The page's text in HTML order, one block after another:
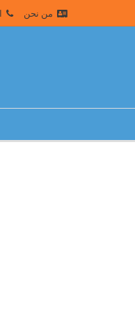
من نحن